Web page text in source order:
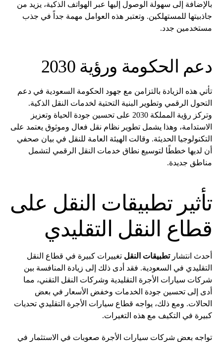
بالإضافة إلى سهولة الوصول إليها عبر الهواتف الذكية، يزيد من
جاذبيتها للمستهلكين. وتعتبر هذه العوامل مهمة جداً في جذب
مستخدمين جدد.
دعم الحكومة ورؤية 2030
تأتي هذه الزيادة بالتزامن مع جهود الحكومة السعودية في دعم
التحول الرقمي وتطوير البنية التحتية لخدمات النقل الذكية.
وتركز رؤية المملكة 2030 على تحسين جودة الحياة وتعزيز
الاستدامة، وهذا يشمل تطوير نظام نقل فعال وموثوق يعتمد على
التكنولوجيا الحديثة. وقالت الهيئة العامة للنقل في بيان صحفي
أن لديها خططًا لتوسيع نطاق خدمات النقل الرقمي لتشمل
مناطق جديدة.
تأثير تطبيقات النقل على
قطاع النقل التقليدي
أحدث انتشارتطبيقات النقل تغييرات كبيرة في قطاع النقل
التقليدي في السعودية. فقد أدى ذلك إلى زيادة المنافسة بين
شركات سيارات الأجرة التقليدية وشركات النقل التقني، مما
أدى إلى تحسين جودة الخدمات وخفض الأسعار في بعض
الحالات. ومع ذلك، يواجه قطاع سيارات الأجرة التقليدي تحديات
كبيرة في التكيف مع هذه التغيرات.
تواجه بعض شركات سيارات الأجرة صعوبات في الاستثمار في